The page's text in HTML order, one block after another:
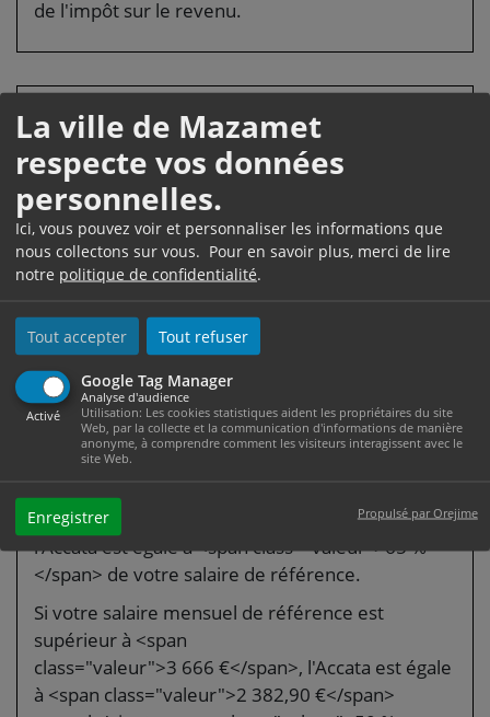
La ville de Mazamet
respecte vos données
personnelles.
Ici, vous pouvez voir et personnaliser les informations que
nous collectons sur vous. Pour en savoir plus, merci de lire
notre politique de confidentialité.
Tout accepter Tout refuser
Google Tag Manager
Activé
Analyse d'audience
Utilisation: Les cookies statistiques aident les propriétaires du site
Web, par la collecte et la communication d'informations de manière
anonyme, à comprendre comment les visiteurs interagissent avec le
site Web.
Enregistrer Propulsé par Orejime
de l'impôt sur le revenu.
Comment êtes-vous
rémunéré pendant votre
cessation d'activité ?
Quel est le montant de
l'allocation des travailleurs
de l'amiante ?
Le montant brut de l'Acaata est calculé sur la base
d’un salaire mensuel de référence égal à la
moyenne mensuelle des salaires bruts de vos
12 derniers mois d'activité.
Si votre salaire mensuel de référence est
inférieur à <span class="valeur">3 666 €</span>,
l'Accata est égale à <span class="valeur">65 %
</span> de votre salaire de référence.
Si votre salaire mensuel de référence est
supérieur à <span
class="valeur">3 666 €</span>, l'Accata est égale
à <span class="valeur">2 382,90 €</span>